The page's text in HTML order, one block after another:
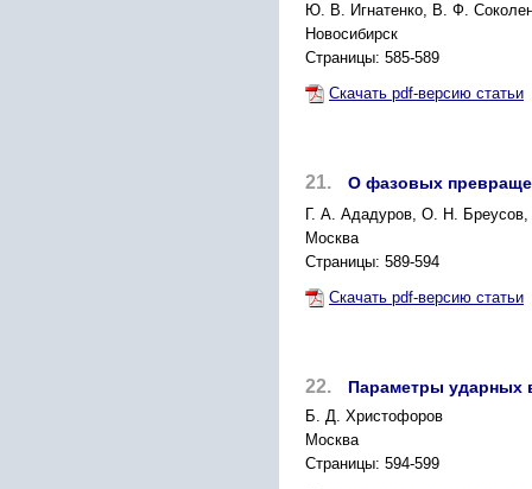
Ю. В. Игнатенко, В. Ф.
Новосибирск
Страницы: 585-589
Скачать pdf-версию статьи
21. О фазовых
Г. А. Ададуров, О. Н.
Москва
Страницы: 589-594
Скачать pdf-версию статьи
22. Параметры ударных
Б. Д. Христофоров
Москва
Страницы: 594-599